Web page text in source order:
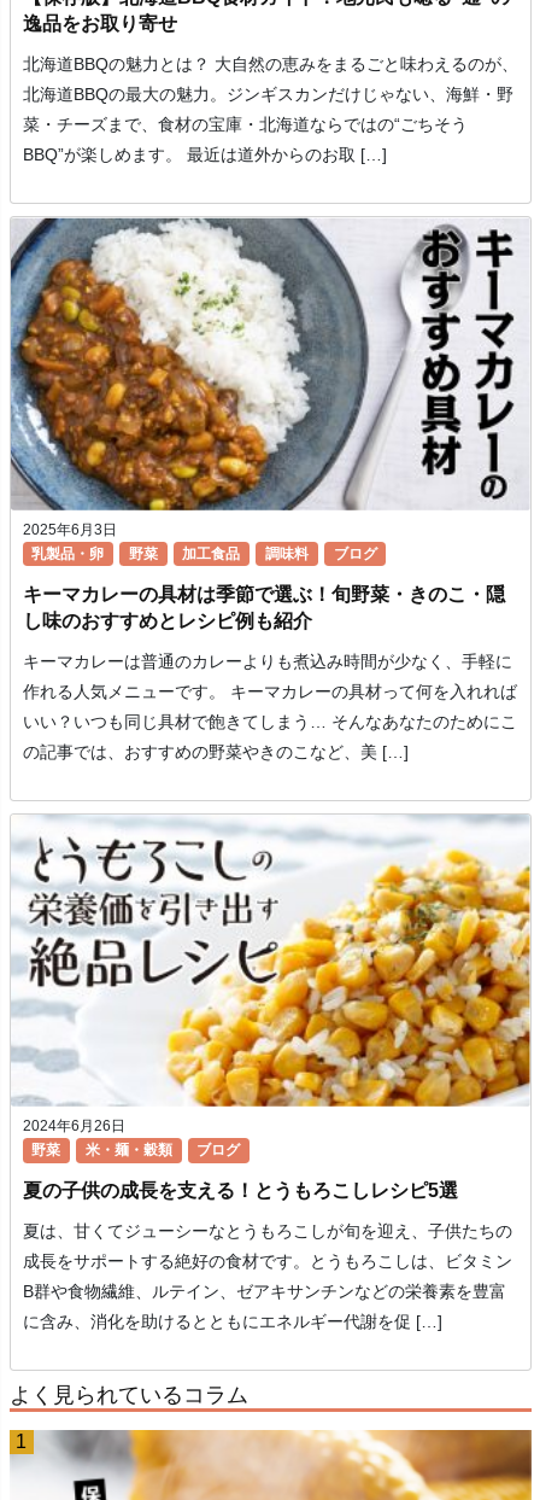
逸品をお取り寄せ
北海道BBQの魅力とは？ 大自然の恵みをまるごと味わえるのが、
北海道BBQの最大の魅力。ジンギスカンだけじゃない、海鮮・野
菜・チーズまで、食材の宝庫・北海道ならではの“ごちそう
BBQ”が楽しめます。 最近は道外からのお取 […]
2025年6月3日
乳製品・卵
野菜 加工食品 調味料 ブログ
キーマカレーの具材は季節で選ぶ！旬野菜・きのこ・隠
し味のおすすめとレシピ例も紹介
キーマカレーは普通のカレーよりも煮込み時間が少なく、手軽に
作れる人気メニューです。 キーマカレーの具材って何を入れれば
いい？いつも同じ具材で飽きてしまう… そんなあなたのためにこ
の記事では、おすすめの野菜やきのこなど、美 […]
2024年6月26日
野菜
米・麺・穀類 ブログ
夏の子供の成長を支える！とうもろこしレシピ5選
夏は、甘くてジューシーなとうもろこしが旬を迎え、子供たちの
成長をサポートする絶好の食材です。とうもろこしは、ビタミン
B群や食物繊維、ルテイン、ゼアキサンチンなどの栄養素を豊富
に含み、消化を助けるとともにエネルギー代謝を促 […]
よく見られているコラム